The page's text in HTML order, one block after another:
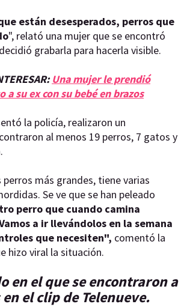
están desesperados, perros que
", relató una mujer que se encontró
grabarla para hacerla visible.
Una mujer le prendió
a su ex con su bebé en brazos
la policía, realizaron un
al menos 19 perros, 7 gatos y
más grandes, tiene varias
Se ve que se han peleado
perro que cuando camina
a ir llevándolos en la semana
que necesiten", comentó la
hizo viral la situación.
en el que se encontraron a
el clip de Telenueve.